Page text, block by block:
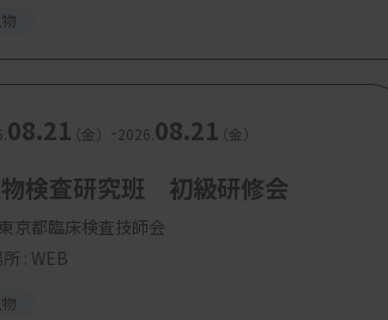
教授からオファーを頂
は地元の軟式野球チーム
こそこ強いチームで、6
08.21（金） -2026. 08.21（金）
検査研究班 初級研修会
東京都臨床検査技師会
: WEB